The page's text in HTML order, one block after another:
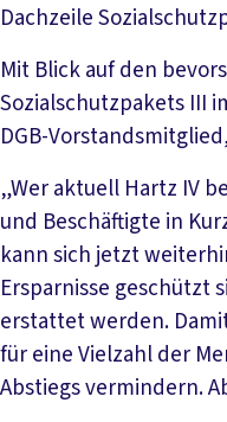
Dachzeile
Mit Blick auf den
Sozialschutzpakets III
DGB-
„Wer aktuell Hartz IV
und Beschäftigte in
kann sich jetzt
Ersparnisse geschützt
erstattet werden.
für eine Vielzahl der
Abstiegs vermindern.